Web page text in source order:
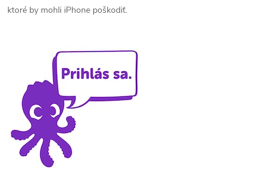
ktoré by mohli iPhone poškodiť.